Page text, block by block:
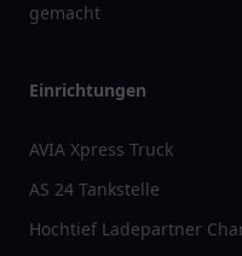
gemacht
Einrichtungen
AVIA Xpress Truck
AS 24 Tankstelle
Hochtief Ladepartner